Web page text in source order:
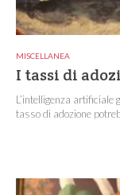
MISCELLANEA
I tassi di
L’intelligenza artificiale
tasso di adozione